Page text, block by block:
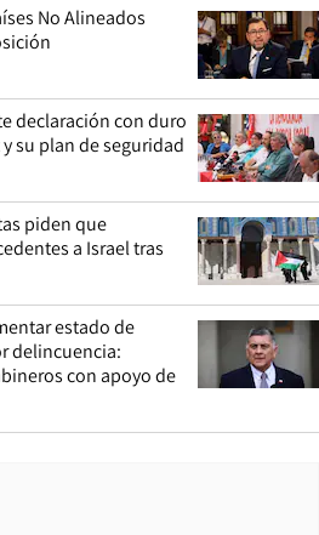
No Alineados
declaración con duro
su plan de seguridad
piden que
a Israel tras
estado de
delincuencia:
con apoyo de